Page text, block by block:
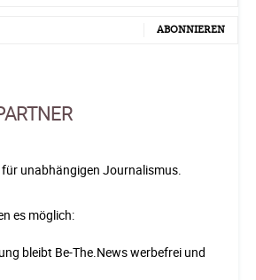
ABONNIEREN
unabhängigen Journalismus.
es möglich:
bleibt Be-The.News werbefrei und